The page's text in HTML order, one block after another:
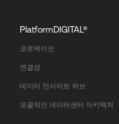
PlatformDIGITAL®
코로케이션
연결성
데이터 인사이트 허브
포괄적인 데이터센터 아키텍처